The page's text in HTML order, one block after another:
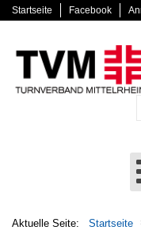
Startseite Facebook
Aktuelle Seite: Startseite